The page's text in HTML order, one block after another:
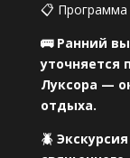
📋 Программа
🚌 Ранний
уточняется
Луксора —
отдыха.
🪲